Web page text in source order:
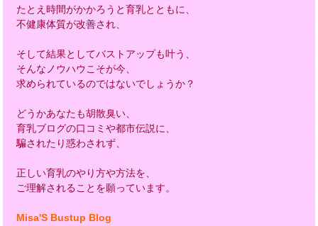
たとえ時間がかかろうと育乳とともに、
不健康体質が改善され、
そして結果としてバストアップも叶う、
そんなノウハウこそが今、
求められているのではないでしょうか？
どうかあなたも胡散臭い、
育乳ブログの口コミや都市伝説に、
騙されたり惑わされず、
正しい育乳のやり方や方法を、
ご理解されることを願っています。
Misa'S Bustup Blog